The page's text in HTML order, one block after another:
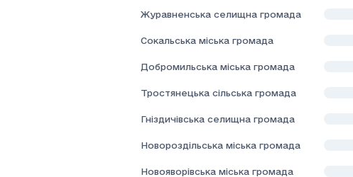
Журавненська селищна громада
Сокальська міська громада
Добромильська міська громада
Тростянецька сільська громада
Гніздичівська селищна громада
Новороздільська міська громада
Новояворівська міська громада